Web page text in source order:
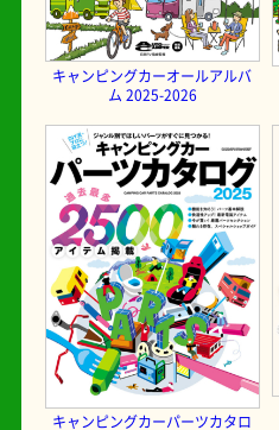
キャンピングカーオールアルバ
ム 2025-2026
キャンピングカーパーツカタロ